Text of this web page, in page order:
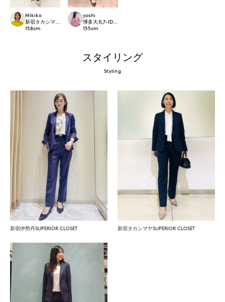
Mikiko
新宿タカシマヤSUPERIOR CLOSET
158cm
yoshi
博多大丸7-IDconcept.
155cm
スタイリング
Styling
新宿伊勢丹SUPERIOR CLOSET 新宿タカシマヤSUPERIOR CLOSET